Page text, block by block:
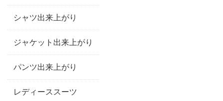
シャツ出来上がり
ジャケット出来上がり
パンツ出来上がり
レディーススーツ